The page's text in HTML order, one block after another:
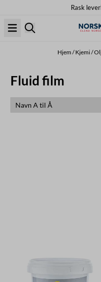
Rask
Hjem /Kjemi/
Fluid film